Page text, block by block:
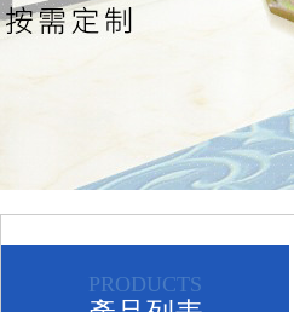
PRODUCTS